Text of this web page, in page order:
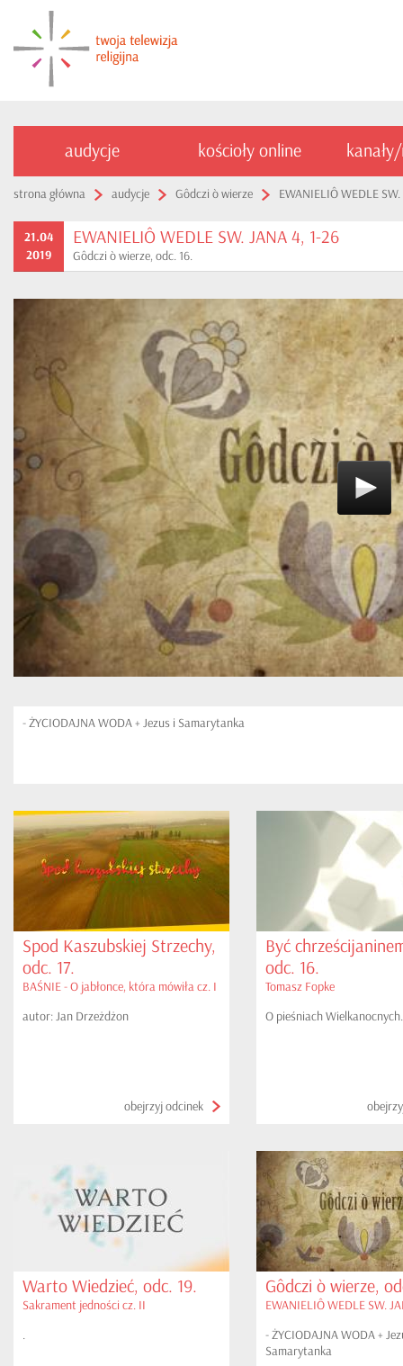
audycje kościoły online
strona główna audycje Gôdczi ò wierze EWANIELIÔ WEDLE
21.04
2019
EWANIELIÔ WEDLE SW. JANA 4, 1-26
Gôdczi ò wierze, odc. 16.
- ŻYCIODAJNA WODA + Jezus i Samarytanka
Spod Kaszubskiej Strzechy,
odc. 17.
BAŚNIE - O jabłonce, która mówiła cz. I
autor: Jan Drzeżdżon
obejrzyj odcinek
Być
odc. 16.
Tomasz Fopke
O pieśniach
Warto Wiedzieć, odc. 19.
Sakrament jedności cz. II
.
Gôdczi ò wierze,
EWANIELIÔ WEDLE SW.
- ŻYCIODAJNA WODA +
Samarytanka